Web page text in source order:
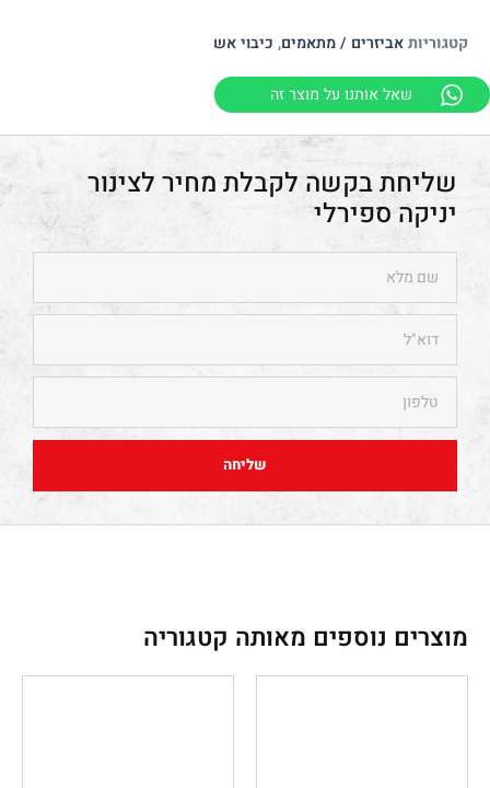
קטגוריותאביזרים / מתאמים, כיבוי אש
שאל אותנו על מוצר זה
צינור
יניקה ספירלי
שליחה
מוצרים נוספים מאותה קטגוריה